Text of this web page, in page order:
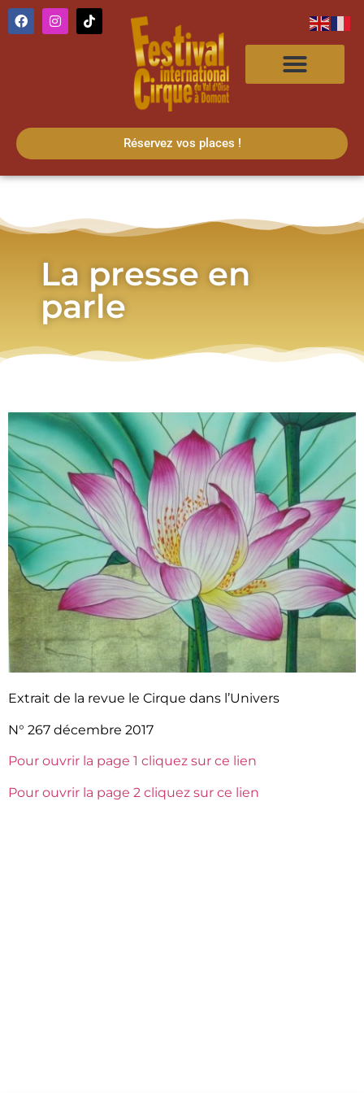
Réservez vos places !
La presse en
parle
Extrait de la revue le Cirque dans l’Univers
N° 267 décembre 2017
Pour ouvrir la page 1 cliquez sur ce lien
Pour ouvrir la page 2 cliquez sur ce lien